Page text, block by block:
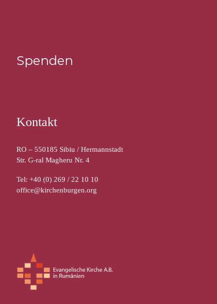
Spenden
Kontakt
RO – 550185 Sibiu / Hermannstadt
Str. G-ral Magheru Nr. 4
Tel: +40 (0) 269 / 22 10 10
office@kirchenburgen.org